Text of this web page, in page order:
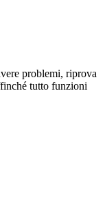
problemi, riprova
tutto funzioni